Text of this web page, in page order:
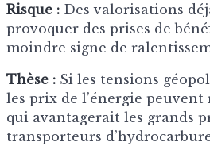
Risque : Des valorisations
provoquer des prises de
moindre signe de
Thèse : Si les tensions
les prix de l’énergie peuvent
qui avantagerait les grands
transporteurs